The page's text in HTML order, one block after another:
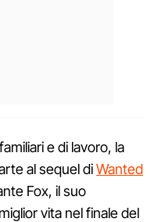
e di lavoro, la
al sequel diWanted
Fox, il suo
vita nel finale del